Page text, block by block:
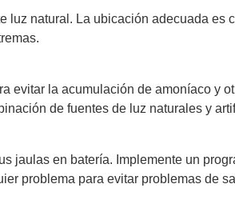
natural. La ubicación adecuada es
la acumulación de amoníaco y
de fuentes de luz naturales y
jaulas en batería. Implemente un
problema para evitar problemas de